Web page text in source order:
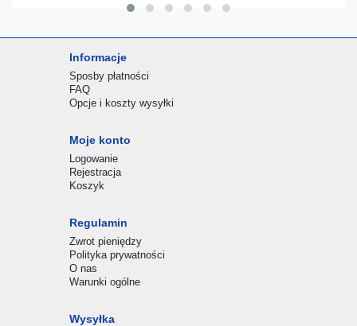
Informacje
Sposby płatności
FAQ
Opcje i koszty wysyłki
Moje konto
Logowanie
Rejestracja
Koszyk
Regulamin
Zwrot pieniędzy
Polityka prywatności
O nas
Warunki ogólne
Wysyłka